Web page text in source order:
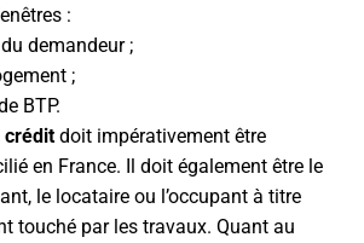
:
demandeur ;
;
BTP.
crédit doit impérativement être
en France. Il doit également être le
le locataire ou l’occupant à titre
touché par les travaux. Quant au